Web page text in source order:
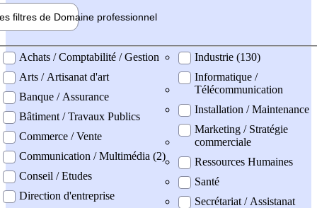
filtres de Domaine professionnel
professionel
Achats / Comptabilité / Gestion
Arts / Artisanat d'art
Banque / Assurance
Bâtiment / Travaux Publics
Commerce / Vente
Communication / Multimédia (2)
Conseil / Etudes
Direction d'entreprise
Industrie (130)
Informatique /
Télécommunication
Installation / Maintenance
Marketing / Stratégie
commerciale
Ressources Humaines
Santé
Secrétariat / Assistanat